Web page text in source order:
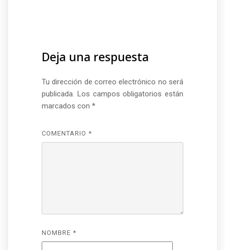
Deja una respuesta
Tu dirección de correo electrónico no será
publicada. Los campos obligatorios están
marcados con *
COMENTARIO *
NOMBRE *